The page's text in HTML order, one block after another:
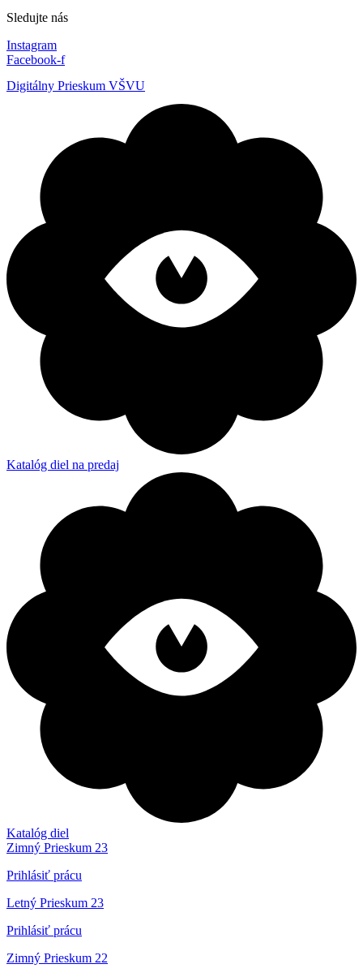
Sledujte nás
Instagram
Facebook-f
Digitálny Prieskum VŠVU
Katalóg diel na predaj
Katalóg diel
Zimný Prieskum 23
Prihlásiť prácu
Letný Prieskum 23
Prihlásiť prácu
Zimný Prieskum 22